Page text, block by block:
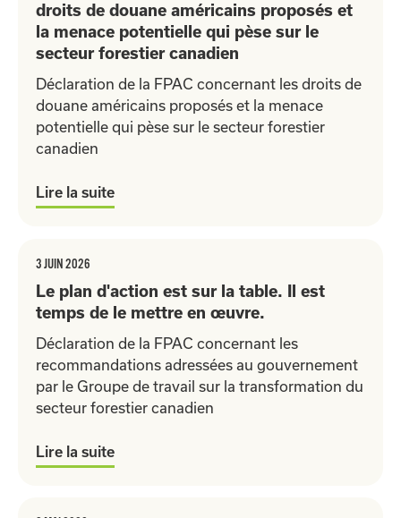
droits de douane américains proposés et
la menace potentielle qui pèse sur le
secteur forestier canadien
Déclaration de la FPAC concernant les droits de
douane américains proposés et la menace
potentielle qui pèse sur le secteur forestier
canadien
Lire la suite
3 JUIN 2026
Le plan d'action est sur la table. Il est
temps de le mettre en œuvre.
Déclaration de la FPAC concernant les
recommandations adressées au gouvernement
par le Groupe de travail sur la transformation du
secteur forestier canadien
Lire la suite